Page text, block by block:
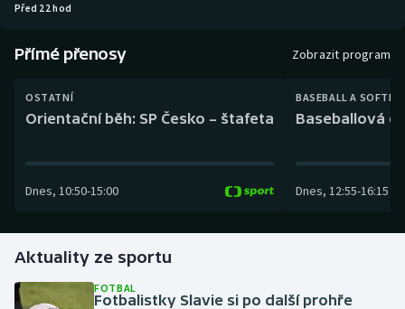
Florbal
Golf
Házená
Před 22 hod
Přímé přenosy Zobrazit program
OSTATNÍ
Orientační běh: SP Česko – štafeta
Dnes, 10:50-15:00
BASEBALL A
Baseballová
Dnes, 12:55-16:15
Aktuality ze sportu
FOTBAL
Fotbalistky Slavie si po další prohře